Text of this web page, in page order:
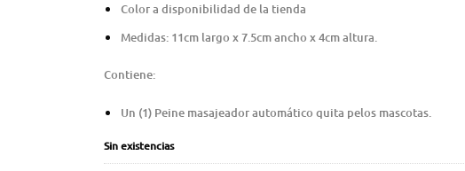
Color a disponibilidad de la tienda
Medidas: 11cm largo x 7.5cm ancho x 4cm altura.
Contiene:
Un (1) Peine masajeador automático quita pelos mascotas.
Sin existencias